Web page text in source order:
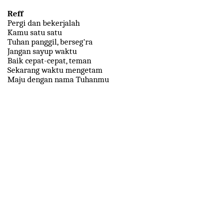
Reff
Pergi dan bekerjalah
Kamu satu satu
Tuhan panggil, berseg'ra
Jangan sayup waktu
Baik cepat-cepat, teman
Sekarang waktu mengetam
Maju dengan nama Tuhanmu